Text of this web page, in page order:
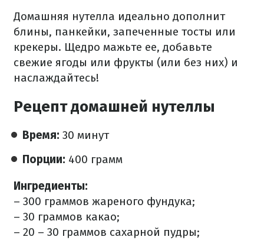
Домашняя нутелла идеально дополнит
блины, панкейки, запеченные тосты или
крекеры. Щедро мажьте ее, добавьте
свежие ягоды или фрукты (или без них) и
наслаждайтесь!
Рецепт домашней нутеллы
Время: 30 минут
Порции: 400 грамм
Ингредиенты:
– 300 граммов жареного фундука;
– 30 граммов какао;
– 20 – 30 граммов сахарной пудры;